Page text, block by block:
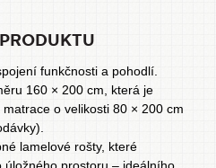
funkčnosti a pohodlí.
160 × 200 cm, která je
o velikosti 80 × 200 cm
lamelové rošty, které